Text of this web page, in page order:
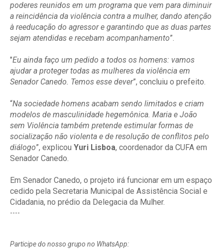
poderes reunidos em um programa que vem para diminuir
a reincidência da violência contra a mulher, dando atenção
à reeducação do agressor e garantindo que as duas partes
sejam atendidas e recebam acompanhamento”.
"Eu ainda faço um pedido a todos os homens: vamos
ajudar a proteger todas as mulheres da violência em
Senador Canedo. Temos esse dever”, concluiu o prefeito.
“Na sociedade homens acabam sendo limitados e criam
modelos de masculinidade hegemônica. Maria e João
sem Violência também pretende estimular formas de
socialização não violenta e de resolução de conflitos pelo
diálogo”, explicou Yuri Lisboa, coordenador da CUFA em
Senador Canedo.
Em Senador Canedo, o projeto irá funcionar em um espaço
cedido pela Secretaria Municipal de Assistência Social e
Cidadania, no prédio da Delegacia da Mulher.
----
Participe do nosso grupo no WhatsApp: